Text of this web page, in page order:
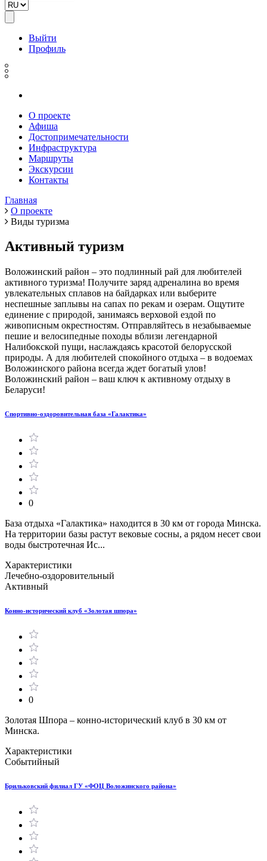
Выйти
Профиль
О проекте
Афиша
Достопримечательности
Инфраструктура
Маршруты
Экскурсии
Контакты
Главная
О проекте
Виды туризма
Активный туризм
Воложинский район – это подлинный рай для любителей
активного туризма! Получите заряд адреналина во время
увлекательных сплавов на байдарках или выберите
неспешные заплывы на сапах по рекам и озерам. Ощутите
единение с природой, занимаясь верховой ездой по
живописным окрестностям. Отправляйтесь в незабываемые
пешие и велосипедные походы вблизи легендарной
Налибокской пущи, наслаждаясь красотой белорусской
природы. А для любителей спокойного отдыха – в водоемах
Воложинского района всегда ждет богатый улов!
Воложинский район – ваш ключ к активному отдыху в
Беларуси!
Cпортивно-оздоровительная база «Галактика»
0
База отдыха «Галактика» находится в 30 км от города Минска.
На территории базы растут вековые сосны, а рядом несет свои
воды быстротечная Ис...
Характеристики
Лечебно-оздоровительный
Активный
Конно-исторический клуб «Золотая шпора»
0
Золотая Шпора – конно-исторический клуб в 30 км от
Минска.
Характеристики
Событийный
Брильковский филиал ГУ «ФОЦ Воложинского района»